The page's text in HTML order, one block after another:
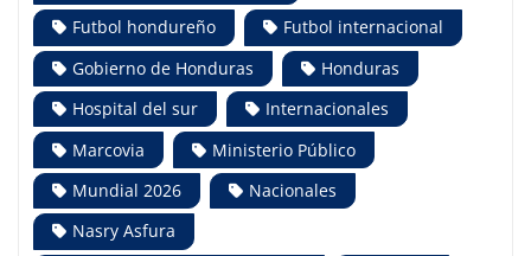
Futbol hondureño
Futbol internacional
Gobierno de Honduras
Honduras
Hospital del sur
Internacionales
Marcovia
Ministerio Público
Mundial 2026
Nacionales
Nasry Asfura